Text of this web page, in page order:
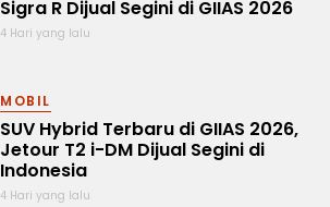
Sigra R Dijual Segini di GIIAS 2026
4 Hari yang lalu
MOBIL
SUV Hybrid Terbaru di GIIAS 2026,
Jetour T2 i-DM Dijual Segini di
Indonesia
4 Hari yang lalu